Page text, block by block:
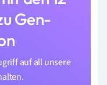
Gen-
auf all unsere